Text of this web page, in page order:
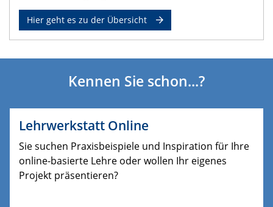
Hier geht es zu der Übersicht
Kennen Sie schon...?
Lehrwerkstatt Online
Sie suchen Praxisbeispiele und Inspiration für Ihre
online-basierte Lehre oder wollen Ihr eigenes
Projekt präsentieren?